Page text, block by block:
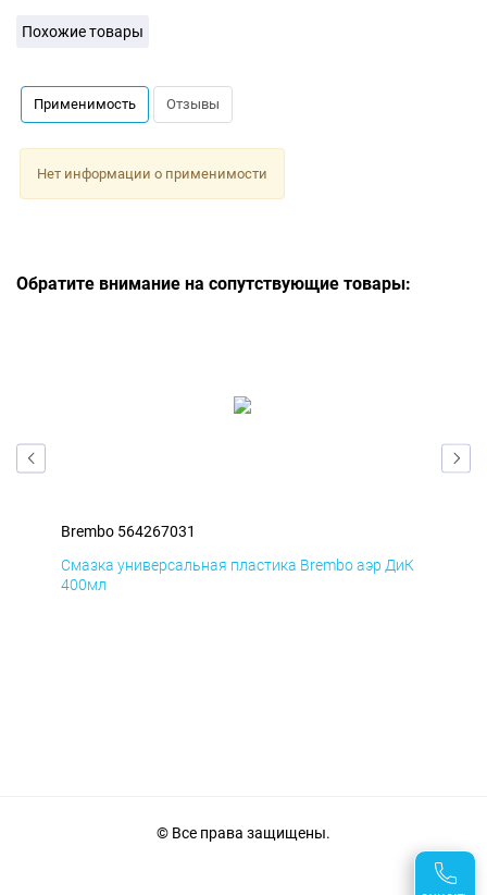
Похожие товары
Применимость Отзывы
Нет информации о применимости
Обратите внимание на сопутствующие товары:
Brembo 564267031
Смазка универсальная пластика Brembo аэр ДиК
400мл
© Все права защищены.